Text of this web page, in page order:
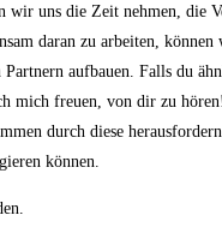
wir uns die‌ Zeit nehmen, die
daran zu arbeiten,
‍Partnern aufbauen.⁢ Falls ‌du
mich freuen,‌ von dir zu
‌durch diese
können.